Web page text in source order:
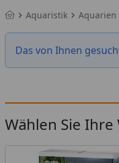
Aquaristik Aquarien
Das von Ihnen
Wählen Sie